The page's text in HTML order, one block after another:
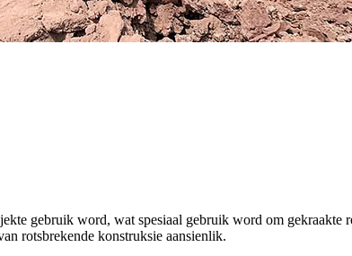
gebruik word, wat spesiaal gebruik word om gekraakte
rotsbrekende konstruksie aansienlik.